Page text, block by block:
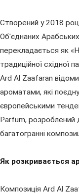
Створений у 2018
Об'єднаних
перекладається як
традиційної східної
Ard Al Zaafaran
ароматами, які
європейськими
Parfum, розроблений
багатогранні
Як розкривається
Композиція Ard Al